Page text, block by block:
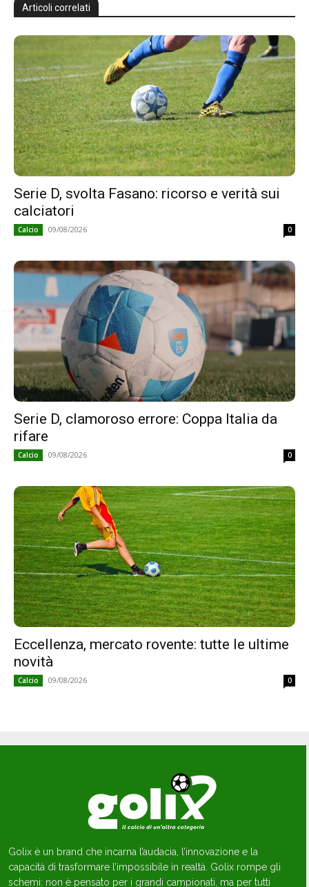
Articoli correlati
Serie D, svolta Fasano: ricorso e verità sui
calciatori
Calcio 09/08/2026 0
Serie D, clamoroso errore: Coppa Italia da
rifare
Calcio 09/08/2026 0
Eccellenza, mercato rovente: tutte le ultime
novità
Calcio 09/08/2026 0
Golix è un brand che incarna l’audacia, l’innovazione e la
capacità di trasformare l’impossibile in realtà. Golix rompe gli
schemi: non è pensato per i grandi campionati, ma per tutti